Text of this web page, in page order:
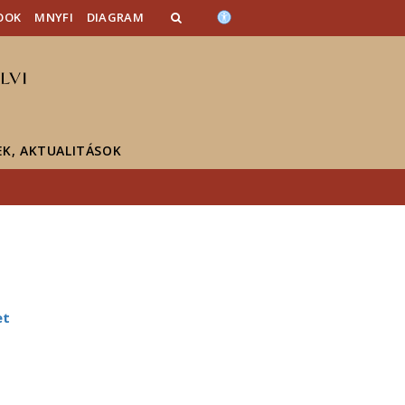
MNYFI DIAGRAM
AKTUALITÁSOK